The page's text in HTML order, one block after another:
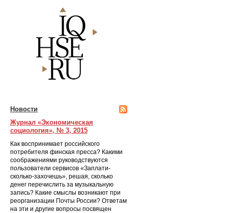
Новости
Журнал «Экономическая
социология», № 3, 2015
Как воспринимает российского
потребителя финская пресса? Какими
соображениями руководствуются
пользователи сервисов «Заплати-
сколько-захочешь», решая, сколько
денег перечислить за музыкальную
запись? Какие смыслы возникают при
реорганизации Почты России? Ответам
на эти и другие вопросы посвящен